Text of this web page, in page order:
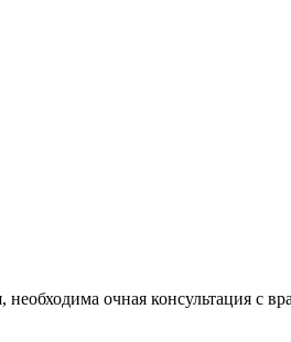
очная консультация с